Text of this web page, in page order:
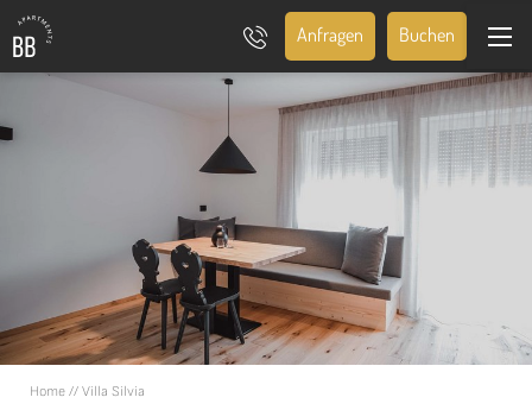
Anfragen Buchen
Home // Villa Silvia